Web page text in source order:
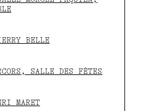
BELLE
SALLE DES FÊTES
MARET